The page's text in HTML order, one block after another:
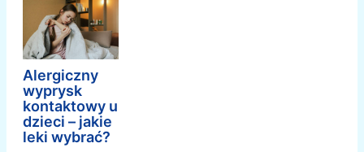
Alergiczny
wyprysk
kontaktowy u
dzieci – jakie
leki wybrać?